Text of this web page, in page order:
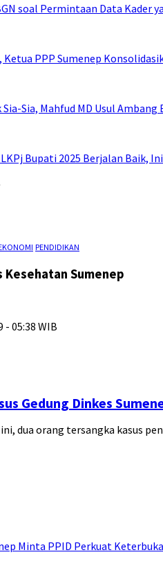
soal Permintaan Data Kader
PPP Sumenep
Sia, Mahfud MD Usul
LKPj Bupati 2025 Berjalan Baik,
PENDIDIKAN
Kesehatan Sumenep
- 05:38 WIB
Gedung Dinkes
dua orang tersangka kasus
Minta PPID Perkuat